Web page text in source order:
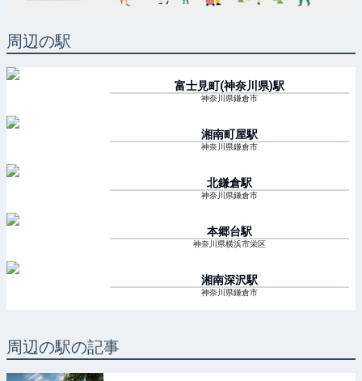
周辺の駅
富士見町(神奈川県)駅
神奈川県鎌倉市
湘南町屋駅
神奈川県鎌倉市
北鎌倉駅
神奈川県鎌倉市
本郷台駅
神奈川県横浜市栄区
湘南深沢駅
神奈川県鎌倉市
周辺の駅の記事